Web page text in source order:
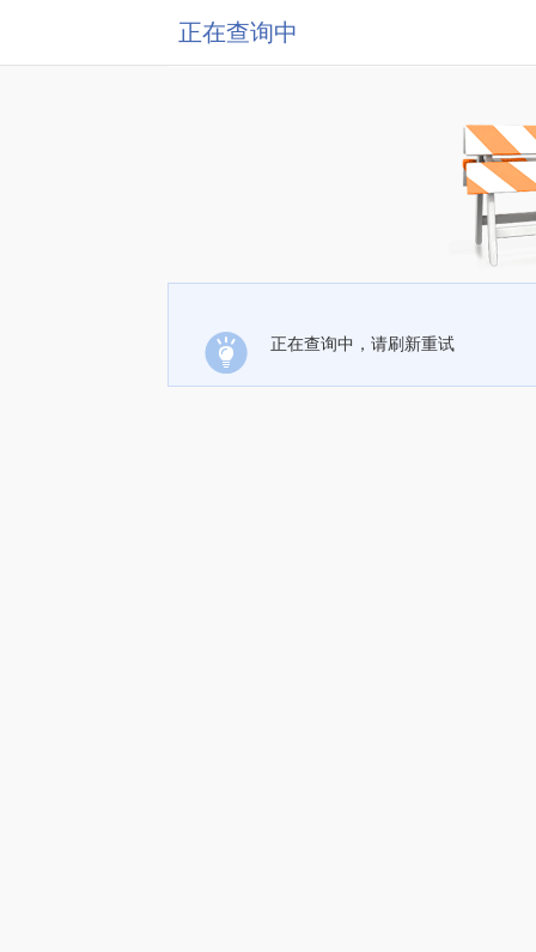
正在查询中
正在查询中，请刷新重试